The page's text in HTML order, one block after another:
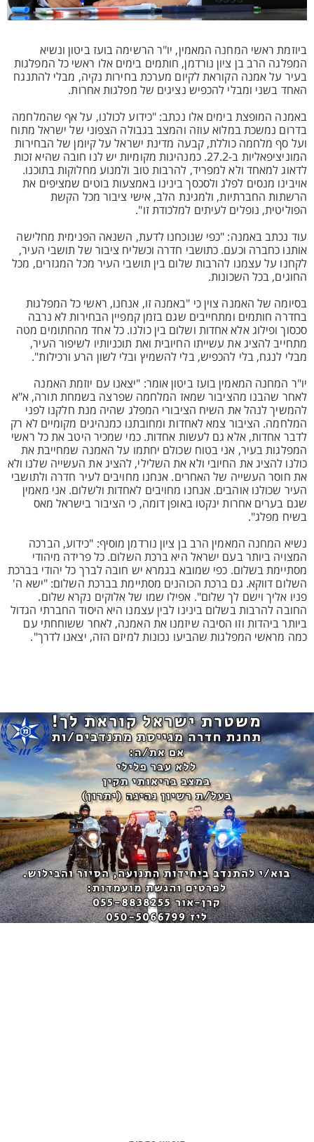
ביוזמת ראשי המחנה המאמין, יו"ר הרשימה בועז ביטון ונשיא
המפלגה הרב בן ציון נורדמן, חותמים בימים אלו ראשי כל המפלגות
בעיר על אמנה הקוראת לקיום מערכת בחירות נקיה, מבלי להתנגח
האחד בשני ומבלי להכפיש נציגים של מפלגות אחרות.
באמנה המופצת בימים אלו נכתב: "כידוע לכולנו, על אף שהמלחמה
בדרום נמשכת במלוא עוזה והמצב בגבולה הצפוני של ישראל מתוח
ועל סף מלחמה כוללת, קבעה מדינת ישראל על קיומן של הבחירות
המוניציפאליות ב-27.2. כמנהיגות מקומיות יש לנו חובה שהיא זכות
לדאוג למאחד ולא למפריד, להרבות טוב ולמנוע מחלוקות בתוכנו.
אויבינו מנסים לפלג ולסכסך בינינו באמצעות בוטים שמציפים את
הרשתות החברתיות, ולמגינת הלב, אישי ציבור מכל הקשת
הפוליטית, נופלים לעיתים למלכודת זו".
עוד נכתב באמנה: "כפי שנוכחנו לדעת, השנאה הפנימית מחלישה
אותנו כחברה וכעם. כתושבי חדרה וכשליח ציבור של תושבי העיר,
לקחנו על עצמנו להרבות שלום בין תושבי העיר מכל המגזרים, מכל
החוגים, בכל השכונות.
בסיומה של האמנה צוין כי "באמנה זו, אנחנו, ראשי כל המפלגות
בחדרה חותמים ומתחייבים שגם בזמן קמפיין הבחירות לא נרבה
סכסוך ופילוג אלא אחדות ושלום בין כולנו. כל אחד מהחתומים מטה
מתחייב להציג את עשייתו החיובית ואת תוכניותיו לשיפור העיר,
מבלי לנגח, בלי להכפיש, בלי להשמיץ ובלי לשון הרע ורכילות".
יו"ר המחנה המאמין בועז ביטון אומר: "יצאנו עם יוזמת האמנה
לאחר שהבנו מהציבור שמאז המלחמה שפרצה בשמחת תורה, א"א
להמשיך לנהל את השיח הציבורי המפלג שהיה מנת חלקנו לפני
המלחמה. הציבור צמא לאחדות ומחובתנו כמנהיגים מקומיים לא רק
לדבר אחדות, אלא גם לעשות אחדות. כמי שמכיר היטב את כל ראשי
המפלגות בעיר, אני בטוח שכולם יחתמו על האמנה שמחייבת את
כולנו להציג את החיובי ולא את השלילי, להציג את העשייה שלנו ולא
את חוסר העשייה של האחרים. אנחנו מחויבים לעיר חדרה ולתושבי
העיר שכולנו אוהבים. אנחנו מחויבים לאחדות ולשלום. אני מאמין
שגם בערים אחרות ינקטו באופן דומה, כי הציבור בישראל מאס
בשיח מפלג".
נשיא המחנה המאמין הרב בן ציון נורדמן מוסיף: "כידוע, הברכה
המצויה ביותר בעם ישראל היא ברכת השלום. כל פרידה מיהודי
מסתיימת בשלום. כפי שמובא בגמרא יש חובה לברך כל יהודי בברכת
השלום דווקא. גם ברכת הכוהנים מסתיימת בברכת השלום: "ישא ה'
פניו אליך וישם לך שלום". אפילו שמו של אלוקים נקרא שלום.
החובה להרבות בשלום בינינו לבין עצמנו היא היסוד החברתי הגדול
ביותר ביהדות וזו הסיבה שיזמנו את האמנה, לאחר ששוחחתי עם
כמה מראשי המפלגות שהביעו נכונות למיזם הזה, יצאנו לדרך".